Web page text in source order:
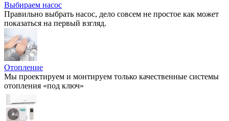
Выбираем насос
Правильно выбрать насос, дело совсем не простое как может
показаться на первый взгляд.
Отопление
Мы проектируем и монтируем только качественные системы
отопления «под ключ»